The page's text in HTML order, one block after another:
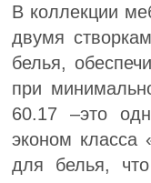
В коллекции
двумя
белья,
при
60.17 –это
эконом класса
для белья,